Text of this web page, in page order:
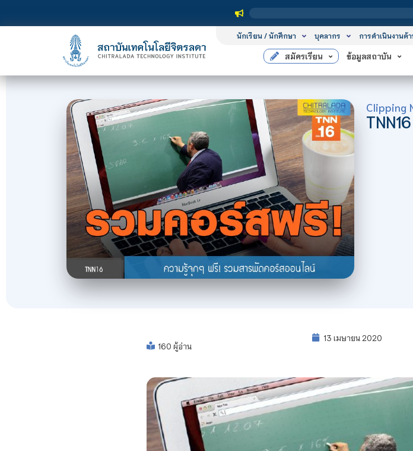
นักเรียน / นักศึกษา บุคลากร การดำเนินงานด้
สมัครเรียน ข้อมูลสถาบัน
Clipping
160 ผู้อ่าน
13 เมษายน 2020